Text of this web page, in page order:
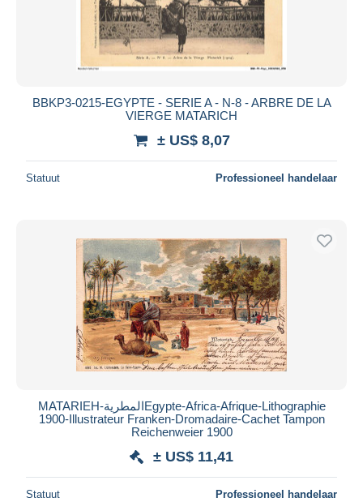
BBKP3-0215-EGYPTE - SERIE A - N-8 - ARBRE DE LA
VIERGE MATARICH
± US$ 8,07
Statuut Professioneel handelaar
MATARIEH-المطريةEgypte-Africa-Afrique-Lithographie
1900-Illustrateur Franken-Dromadaire-Cachet Tampon
Reichenweier 1900
± US$ 11,41
Statuut Professioneel handelaar